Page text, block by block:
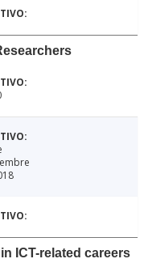
ICT-related careers